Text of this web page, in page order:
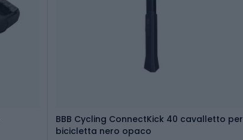
BBB Cycling ConnectKick 40 cavalletto per
bicicletta nero opaco